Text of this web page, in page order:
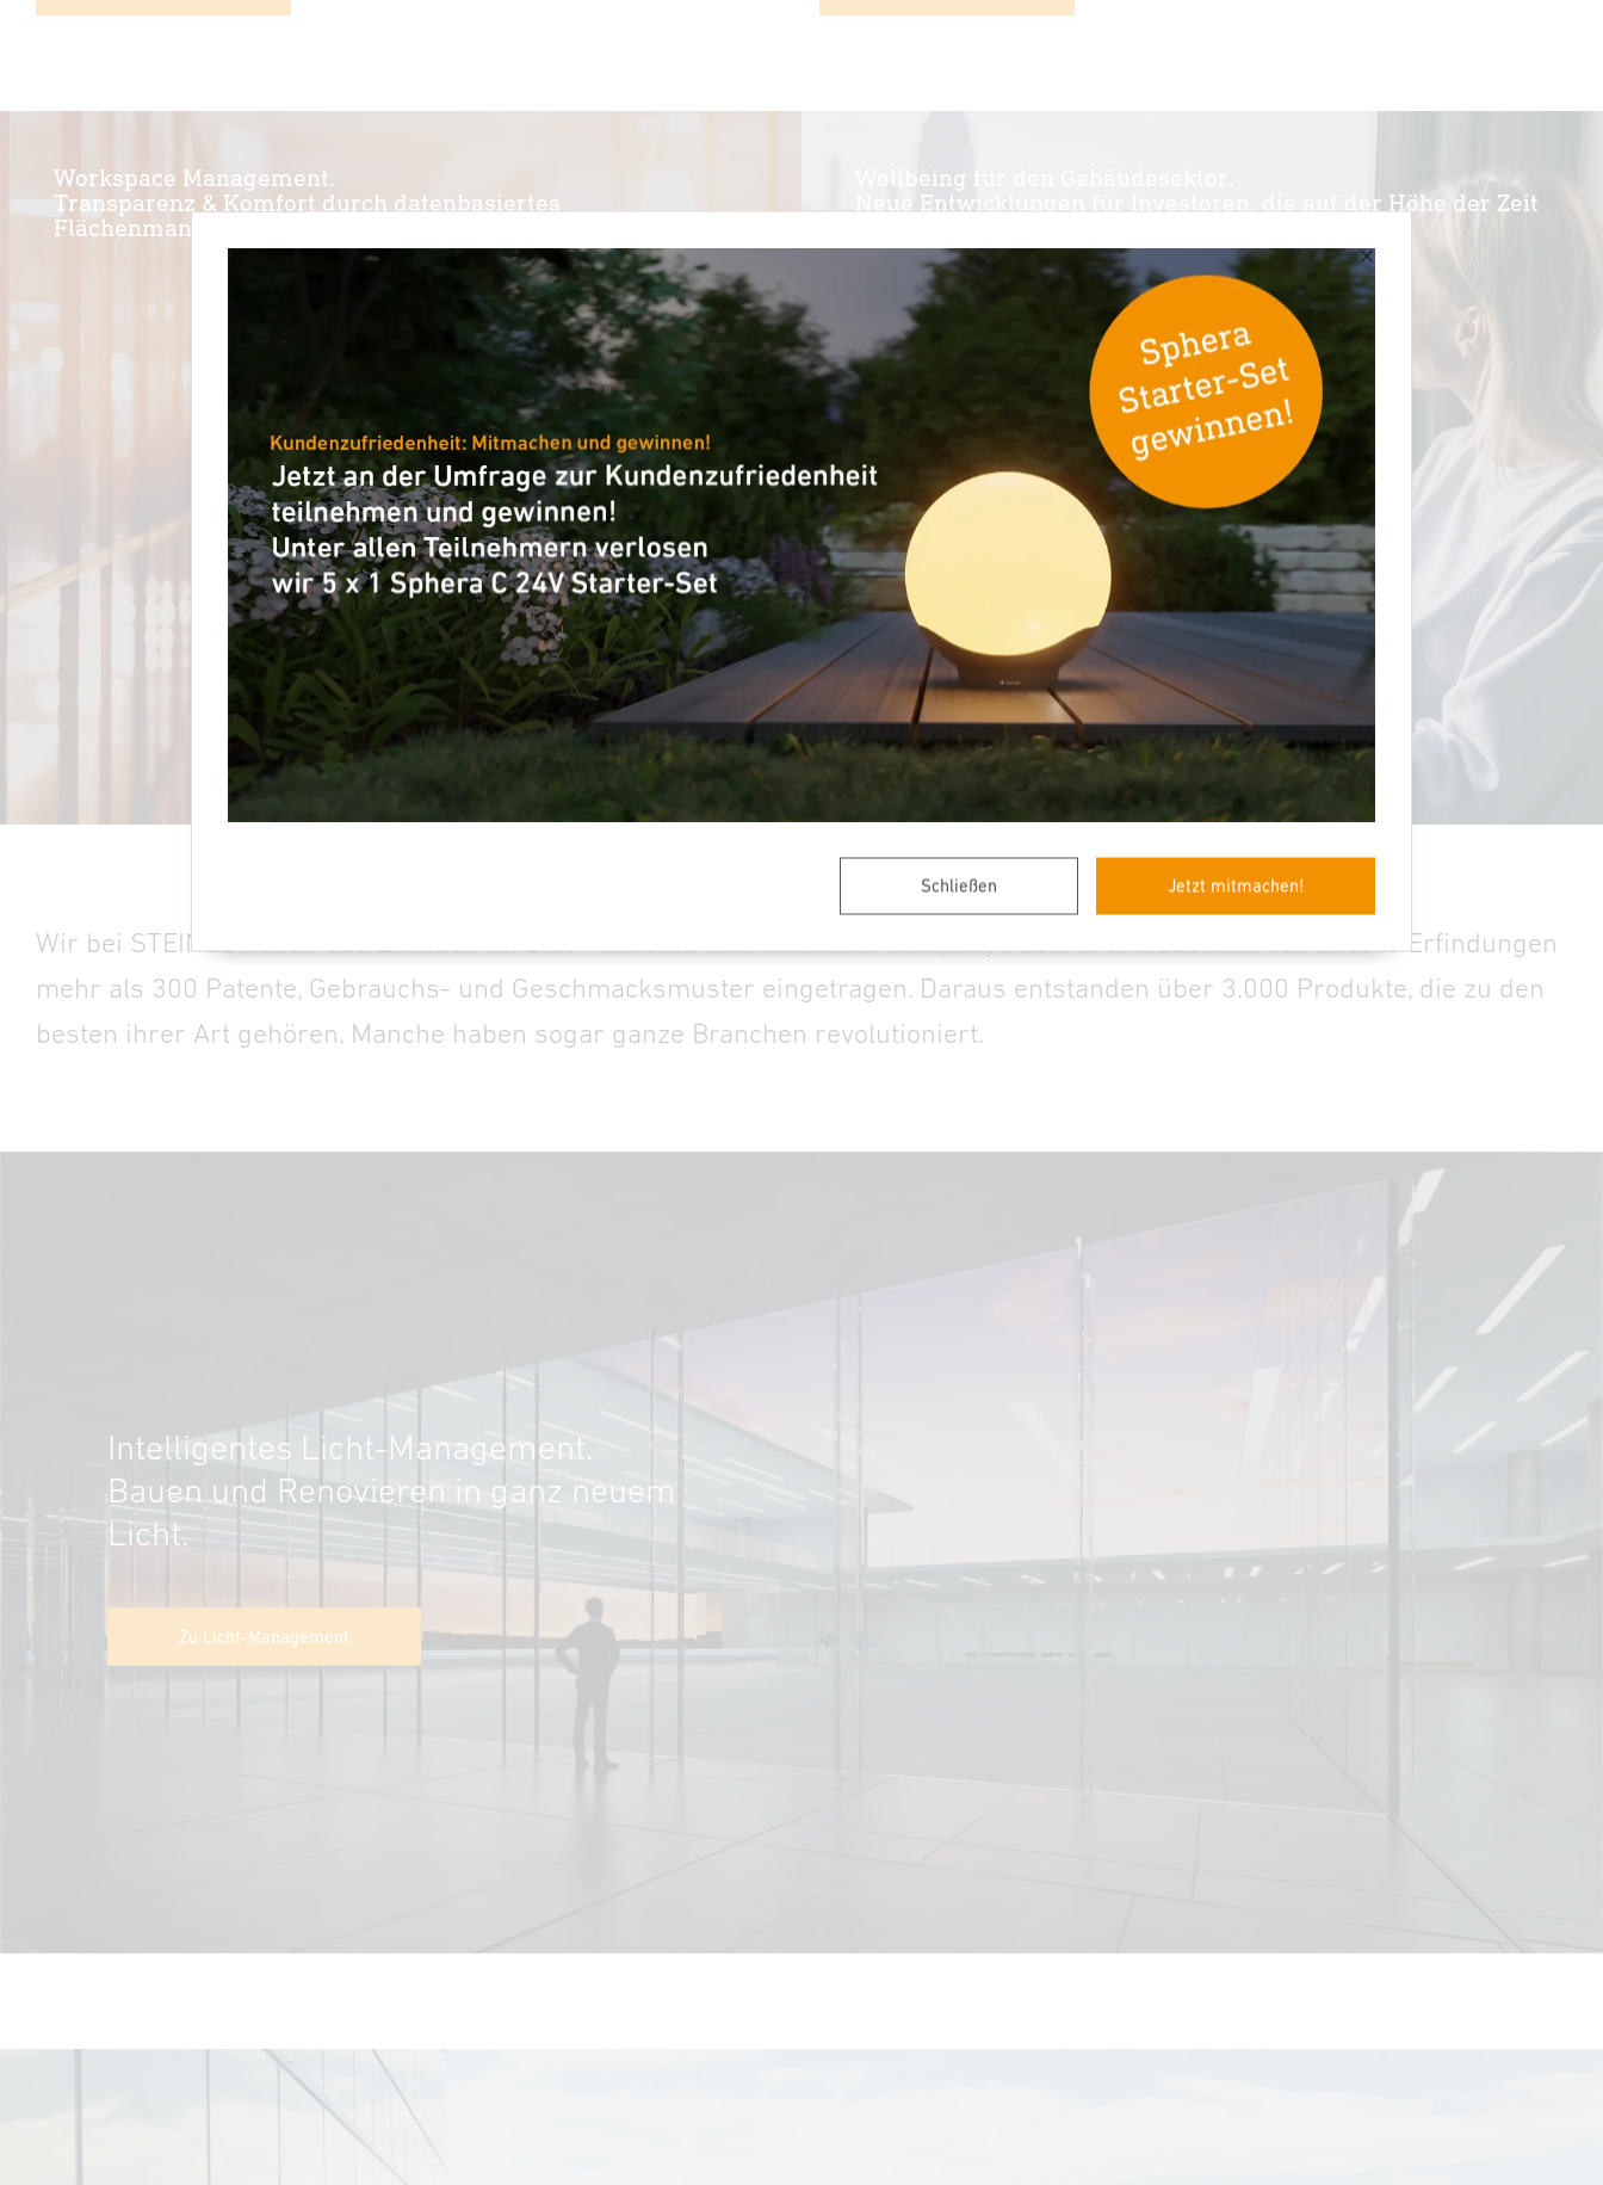
×
Schließen Jetzt mitmachen!
Workspace Management.
Transparenz & Komfort durch datenbasiertes
Flächenmanagement.
Wellbeing für den Gebäudesektor.
Neue Entwicklungen für Investoren, die auf der Höhe der Zeit
Wir bei STEINEL haben das Erfinden im Blut - wir sind
. Seit 1959 haben wir für unsere Erfindungen
mehr als 300 Patente, Gebrauchs- und Geschmacksmuster eingetragen. Daraus entstanden über 3.000 Produkte, die zu den
besten ihrer Art gehören. Manche haben sogar ganze Branchen revolutioniert.
Intelligentes Licht-Management.
Bauen und Renovieren in ganz neuem
Licht.
Zu Licht-Management